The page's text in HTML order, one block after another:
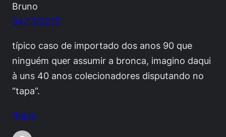
Bruno
04/13/2015
típico caso de importado dos anos 90 que
ninguém quer assumir a bronca, imagino daqui
à uns 40 anos colecionadores disputando no
“tapa”.
Reply